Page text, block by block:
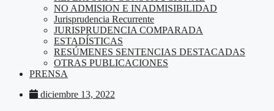
NO ADMISION E INADMISIBILIDAD
Jurisprudencia Recurrente
JURISPRUDENCIA COMPARADA
ESTADÍSTICAS
RESÚMENES SENTENCIAS DESTACADAS
OTRAS PUBLICACIONES
PRENSA
diciembre 13, 2022